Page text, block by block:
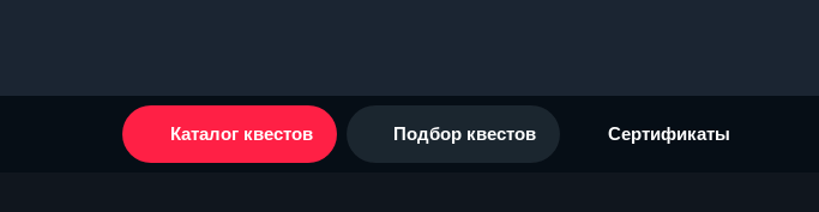
Каталог квестов Подбор квестов Сертификаты